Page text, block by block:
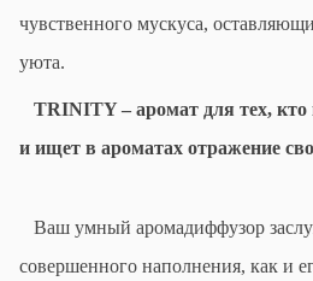
чувственного мускуса,
уюта.
TRINITY– аромат для тех, кто
и ищет в ароматах отражение
Ваш умный аромадиффузор
совершенного наполнения, как и